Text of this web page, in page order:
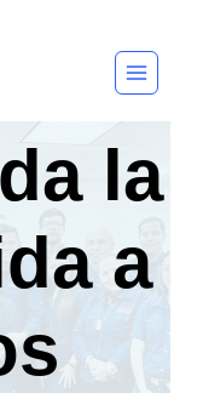
la
a